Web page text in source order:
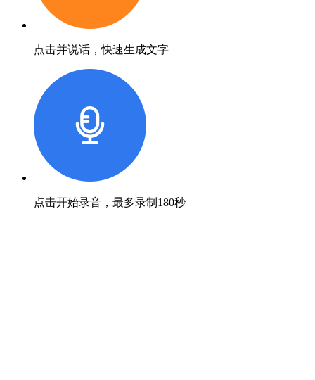
点击并说话，快速生成文字
点击开始录音，最多录制180秒